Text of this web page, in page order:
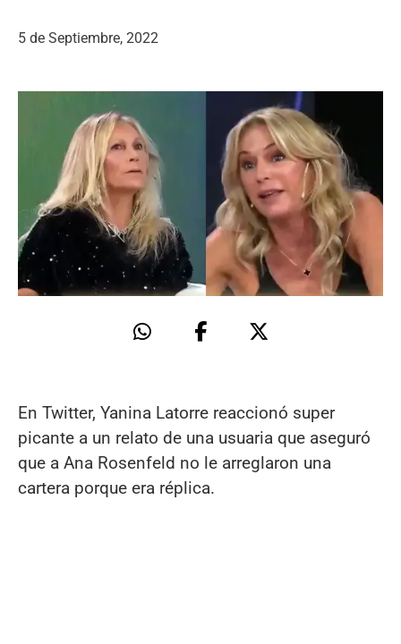
5 de Septiembre, 2022
En Twitter, Yanina Latorre reaccionó super
picante a un relato de una usuaria que aseguró
que a Ana Rosenfeld no le arreglaron una
cartera porque era réplica.